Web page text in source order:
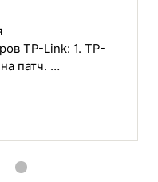
TP-Link: 1. TP-
патч. …